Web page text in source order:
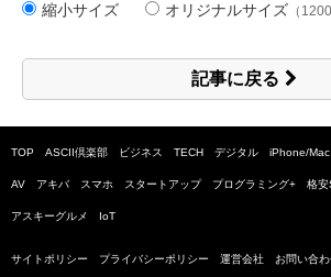
縮小サイズ オリジナルサイズ （
記事に戻る
TOP ASCII倶楽部 ビジネス TECH デジタル iPhone/Mac
AV アキバ スマホ スタートアップ プログラミング+ 格安
アスキーグルメ IoT
サイトポリシー プライバシーポリシー 運営会社 お問い合